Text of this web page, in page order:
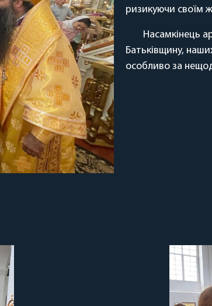
ризикуючи своїм
Насамкінець
Батьківщину,
особливо за